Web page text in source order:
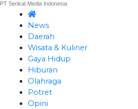
PT Serikat Media Indonesia
News
Daerah
Wisata & Kuliner
Gaya Hidup
Hiburan
Olahraga
Potret
Opini